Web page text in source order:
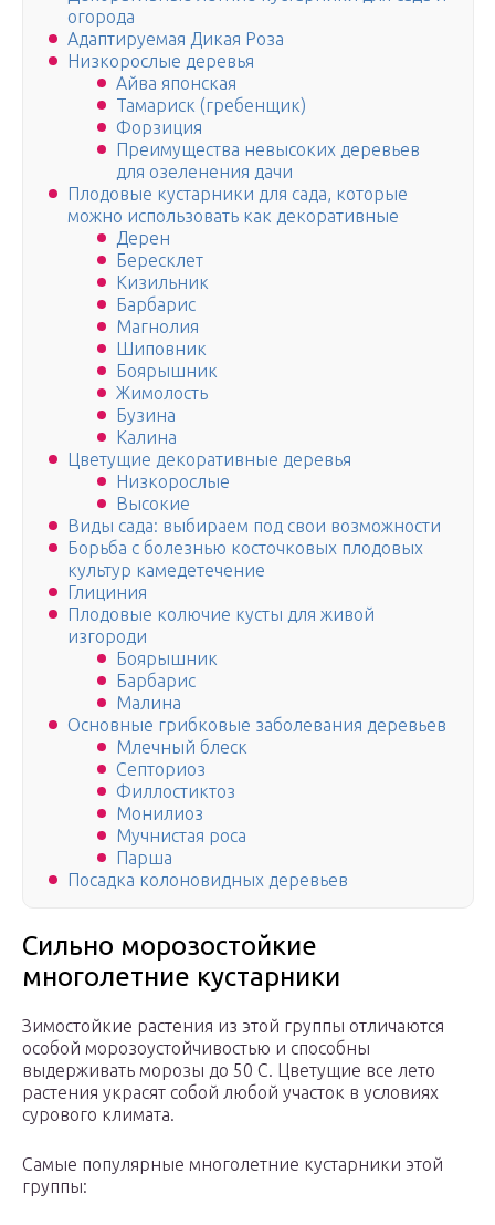
огорода
Адаптируемая Дикая Роза
Низкорослые деревья
Айва японская
Тамариск (гребенщик)
Форзиция
Преимущества невысоких деревьев
для озеленения дачи
Плодовые кустарники для сада, которые
можно использовать как декоративные
Дерен
Бересклет
Кизильник
Барбарис
Магнолия
Шиповник
Боярышник
Жимолость
Бузина
Калина
Цветущие декоративные деревья
Низкорослые
Высокие
Виды сада: выбираем под свои возможности
Борьба с болезнью косточковых плодовых
культур камедетечение
Глициния
Плодовые колючие кусты для живой
изгороди
Боярышник
Барбарис
Малина
Основные грибковые заболевания деревьев
Млечный блеск
Септориоз
Филлостиктоз
Монилиоз
Мучнистая роса
Парша
Посадка колоновидных деревьев
Сильно морозостойкие
многолетние кустарники
Зимостойкие растения из этой группы отличаются
особой морозоустойчивостью и способны
выдерживать морозы до 50 C. Цветущие все лето
растения украсят собой любой участок в условиях
сурового климата.
Самые популярные многолетние кустарники этой
группы: